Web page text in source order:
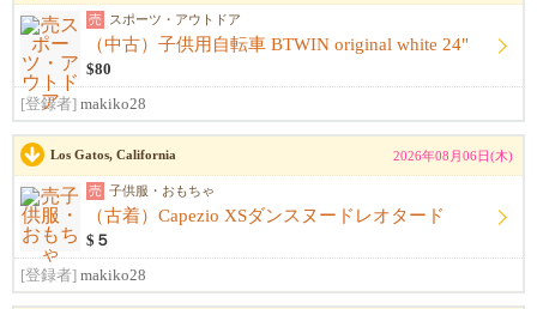
売 スポーツ・アウトドア
（中古）子供用自転車 BTWIN original white 24"
$80
[登録者] makiko28
Los Gatos, California 2026年08月06日(木)
売 子供服・おもちゃ
（古着）Capezio XSダンスヌードレオタード
$５
[登録者] makiko28